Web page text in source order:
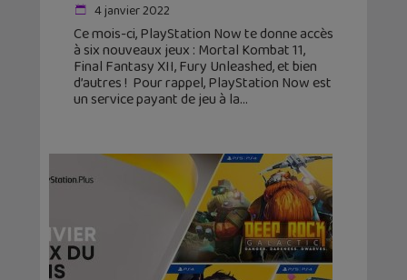
4 janvier 2022
Ce mois-ci, PlayStation Now te donne accès
à six nouveaux jeux : Mortal Kombat 11,
Final Fantasy XII, Fury Unleashed, et bien
d’autres ! Pour rappel, PlayStation Now est
un service payant de jeu à la